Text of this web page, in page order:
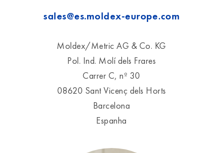
sales@es.moldex-europe.com
Moldex/Metric AG & Co. KG
Pol. Ind. Molí dels Frares
Carrer C, nº 30
08620 Sant Vicenç dels Horts
Barcelona
Espanha